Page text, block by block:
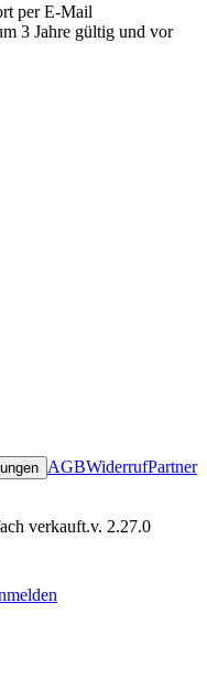
per E-Mail
3 Jahre gültig und vor
AGBWiderrufPartner
verkauft.v. 2.27.0